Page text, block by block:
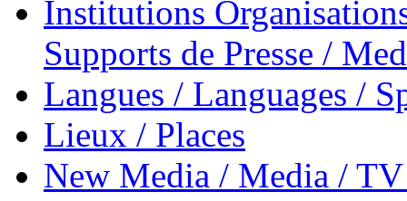
Institutions
Supports de Presse /
Langues / Languages /
Lieux / Places
New Media / Media /